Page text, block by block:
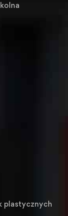
plastycznych